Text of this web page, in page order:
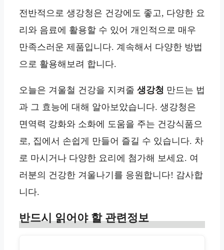
전반적으로 생강청은 건강에도 좋고, 다양한 요
리와 음료에 활용할 수 있어 개인적으로 매우
만족스러운 제품입니다. 계속해서 다양한 방법
으로 활용해보려 합니다.
오늘은 겨울철 건강을 지켜줄 생강청 만드는 법
과 그 효능에 대해 알아보았습니다. 생강청은
면역력 강화와 소화에 도움을 주는 건강식품으
로, 집에서 손쉽게 만들어 즐길 수 있습니다. 차
로 마시거나 다양한 요리에 첨가해 보세요. 여
러분의 건강한 겨울나기를 응원합니다! 감사합
니다.
반드시 읽어야 할 관련정보